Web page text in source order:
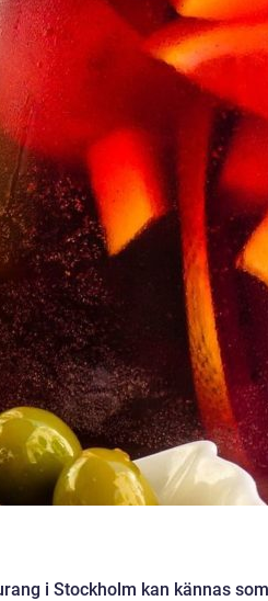
i Stockholm kan kännas